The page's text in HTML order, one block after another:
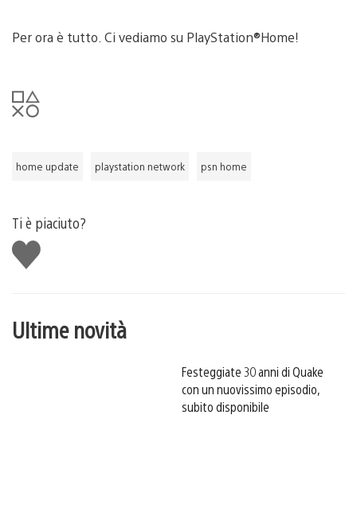
Per ora è tutto. Ci vediamo su PlayStation®Home!
home update playstation network psn home
Ti è piaciuto?
Mi
piace
Ultime novità
Festeggiate 30 anni di Quake
con un nuovissimo episodio,
subito disponibile